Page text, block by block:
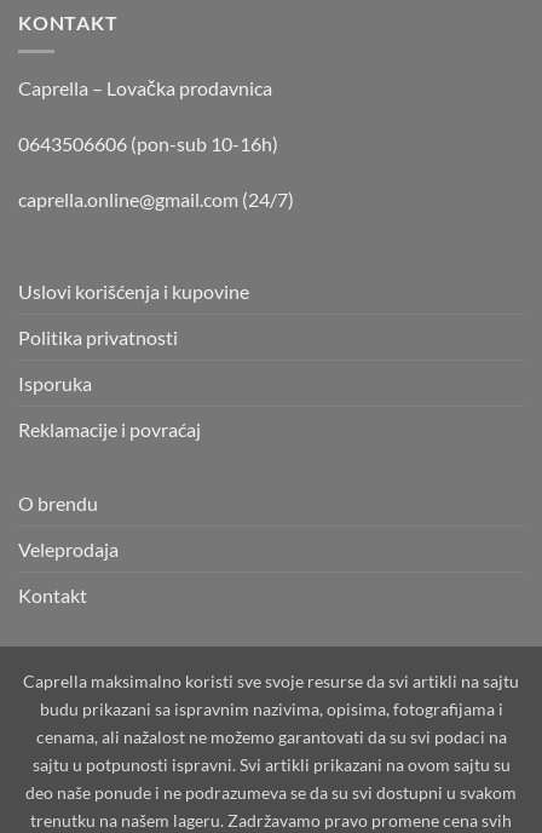
KONTAKT
Caprella – Lovačka prodavnica
0643506606 (pon-sub 10-16h)
caprella.online@gmail.com (24/7)
Uslovi korišćenja i kupovine
Politika privatnosti
Isporuka
Reklamacije i povraćaj
O brendu
Veleprodaja
Kontakt
Caprella maksimalno koristi sve svoje resurse da svi artikli na sajtu
budu prikazani sa ispravnim nazivima, opisima, fotografijama i
cenama, ali nažalost ne možemo garantovati da su svi podaci na
sajtu u potpunosti ispravni. Svi artikli prikazani na ovom sajtu su
deo naše ponude i ne podrazumeva se da su svi dostupni u svakom
trenutku na našem lageru. Zadržavamo pravo promene cena svih